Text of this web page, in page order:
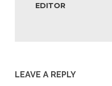
EDITOR
LEAVE A REPLY